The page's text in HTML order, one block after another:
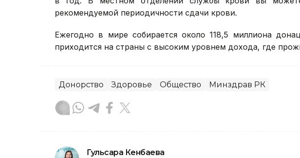
рекомендуемой периодичности сдачи крови.
Ежегодно в мире собирается около 118,5 миллиона
приходится на страны с высоким уровнем дохода, где
Донорство Здоровье Общество Минздрав РК
Гульсара Кенбаева